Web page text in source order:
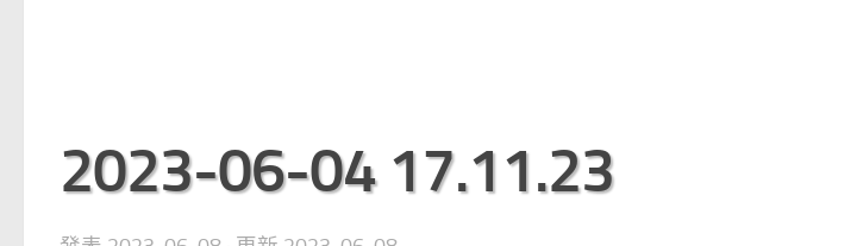
2023-06-04 17.11.23